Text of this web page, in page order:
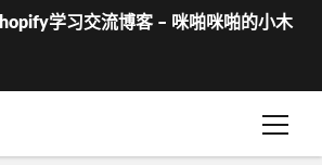
学习交流博客 – 咪啪咪啪的小木
open